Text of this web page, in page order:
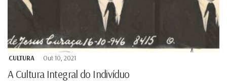
CULTURA Out 10, 2021
A Cultura Integral do Indivíduo